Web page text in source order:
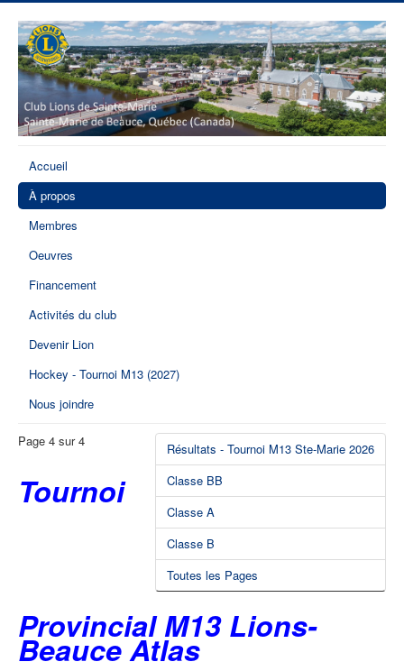
Accueil
À propos
Membres
Oeuvres
Financement
Activités du club
Devenir Lion
Hockey - Tournoi M13 (2027)
Nous joindre
Résultats - Tournoi M13 Ste-Marie 2026
Classe BB
Classe A
Classe B
Toutes les Pages
Page 4 sur 4
Tournoi
Provincial M13 Lions-
Beauce Atlas